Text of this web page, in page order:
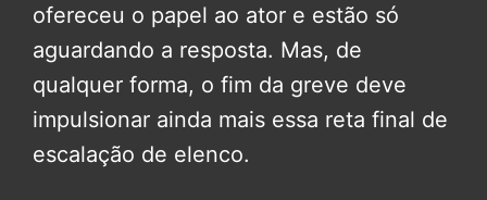
ofereceu o papel ao ator e estão só
aguardando a resposta. Mas, de
qualquer forma, o fim da greve deve
impulsionar ainda mais essa reta final de
escalação de elenco.